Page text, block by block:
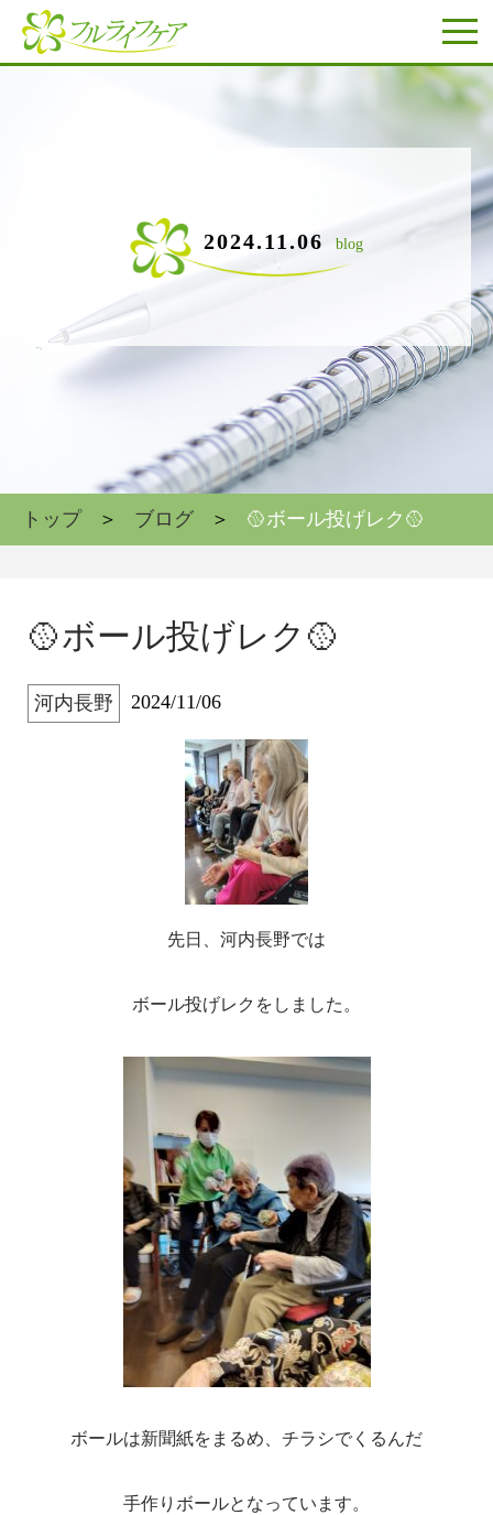
2024.11.06 blog
トップ ブログ 🥎ボール投げレク🥎
🥎ボール投げレク🥎
河内長野 2024/11/06
先日、河内長野では
ボール投げレクをしました。
ボールは新聞紙をまるめ、チラシでくるんだ
手作りボールとなっています。